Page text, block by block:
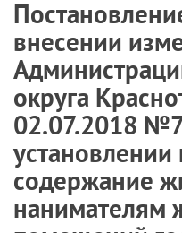
внесении
округа
02.07.2018
установлении
содержание
нанимателям